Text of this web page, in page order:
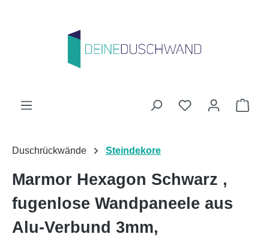
Du hast 0
Duschrückwände Steindekore
Marmor Hexagon Schwarz ,
fugenlose Wandpaneele aus
Alu-Verbund 3mm,